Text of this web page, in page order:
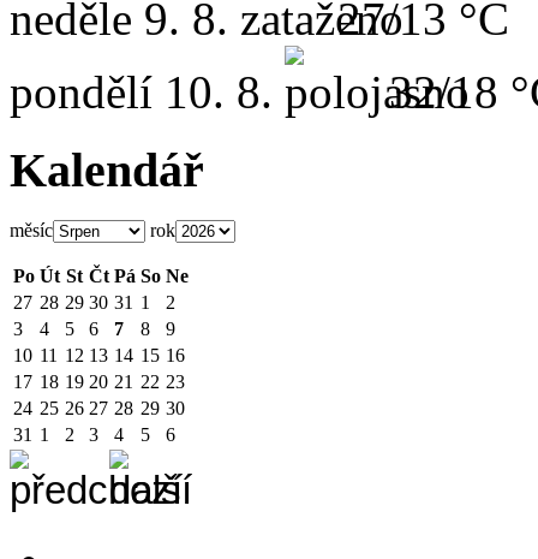
neděle 9. 8.
27/13 °C
pondělí 10. 8. 32/18
Kalendář
měsíc rok
Po Út St Čt Pá So Ne
27 28 29 30 31 1
2
3
4 5 6 7 8
9
10 11 12 13 14 15 16
17 18 19 20 21 22 23
24 25 26 27 28 29 30
31 1 2 3 4 5 6